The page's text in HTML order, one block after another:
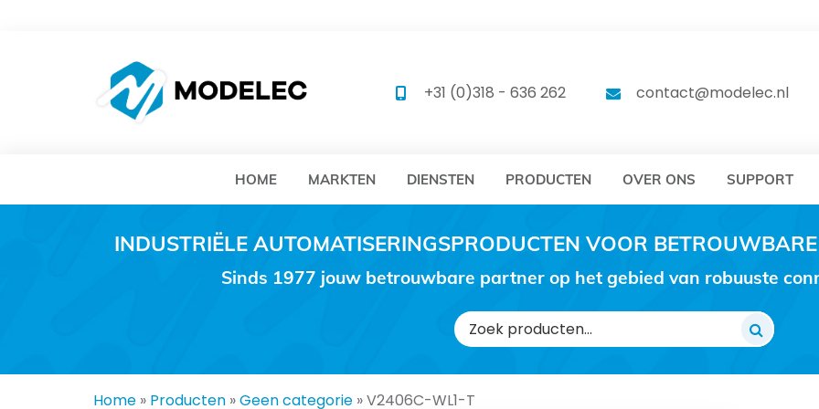
MODELEC MODELEC
+31 (0)318 - 636 262 contact@modelec.nl
HOME MARKTEN DIENSTEN PRODUCTEN OVER ONS SUPPORT
INDUSTRIËLE AUTOMATISERINGSPRODUCTEN VOOR
Sinds 1977 jouw betrouwbare partner op het gebied van robuuste
Zoeken
naar:
Home » Producten »Geen categorie »V2406C-WL1-T